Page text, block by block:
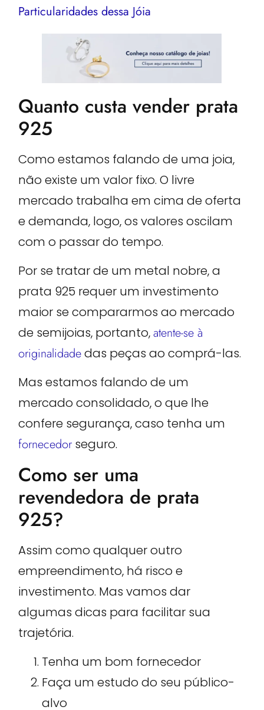
Particularidades dessa Jóia
Quanto custa vender prata
925
Como estamos falando de uma joia,
não existe um valor fixo. O livre
mercado trabalha em cima de oferta
e demanda, logo, os valores oscilam
com o passar do tempo.
Por se tratar de um metal nobre, a
prata 925 requer um investimento
maior se compararmos ao mercado
de semijoias, portanto,atente-se à
originalidadedas peças ao comprá-las.
Mas estamos falando de um
mercado consolidado, o que lhe
confere segurança, caso tenha um
fornecedor seguro.
Como ser uma
revendedora de prata
925?
Assim como qualquer outro
empreendimento, há risco e
investimento. Mas vamos dar
algumas dicas para facilitar sua
trajetória.
Tenha um bom fornecedor
Faça um estudo do seu público-
alvo